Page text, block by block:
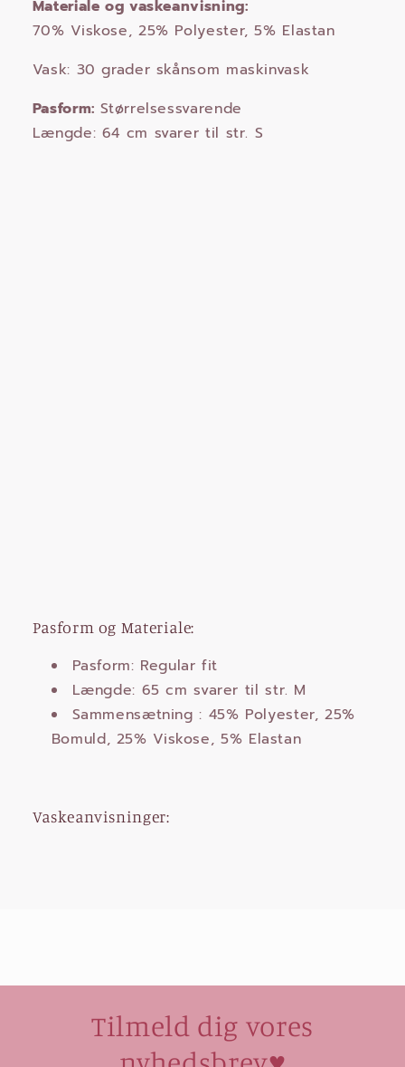
Materiale og vaskeanvisning:
70% Viskose, 25% Polyester, 5% Elastan
Vask: 30 grader skånsom maskinvask
Pasform:Størrelsessvarende
Længde: 64 cm svarer til str. S
Pasform og Materiale:
Pasform: Regular fit
Længde: 65 cm svarer til str. M
Sammensætning : 45% Polyester, 25%
Bomuld, 25% Viskose, 5% Elastan
Vaskeanvisninger:
Tilmeld dig vores